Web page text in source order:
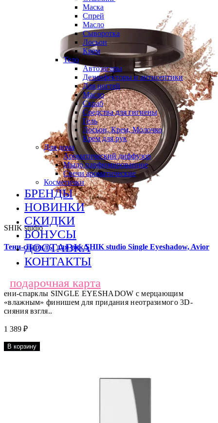
Маска
Спрей
Масло
Сыворотка
Лосьон
Крем
Тело
Автозагары
Дезинфекторы и антисептики
Для ногтей
Масло
Скраб
Средства для гигиены
Гель
Лосьон, Крем, Молочко
Крем для рук
Для дома
Ароматический диффузор
Мыло парфюмированное
Свечи ароматические
Косметички
БРЕНДЫ
НОВИНКИ
СКИДКИ
БОНУСЫ
ДОСТАВКА
КОНТАКТЫ
подарочная карта
SHIK studio
Тени-спарклы для век SHIK studio Single Eyeshadow, Avior
ени-спарклы SINGLE EYESHADOW с мерцающим
«влажным» финишем для придания неотразимого 3D-
сияния взгля..
1 389 ₽
В корзину